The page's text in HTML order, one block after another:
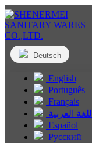
Deutsch
English
Português
Français
اللغة العربية
Español
Русский